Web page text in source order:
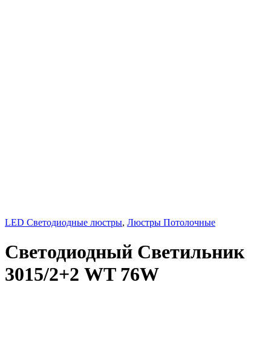
LED Светодиодные люстры, Люстры Потолочные
Светодиодный Светильник
3015/2+2 WT 76W